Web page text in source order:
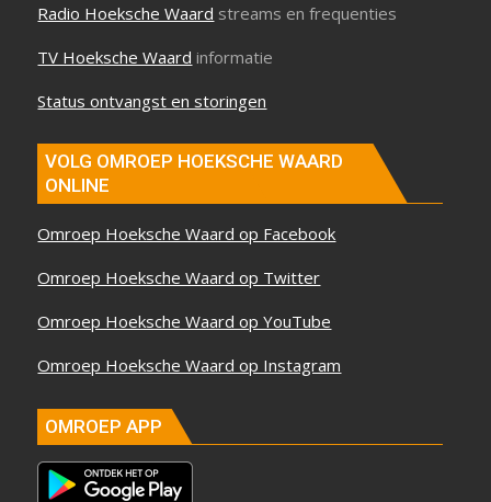
Radio Hoeksche Waard streams en frequenties
TV Hoeksche Waard informatie
Status ontvangst en storingen
VOLG OMROEP HOEKSCHE WAARD
ONLINE
Omroep Hoeksche Waard op Facebook
Omroep Hoeksche Waard op Twitter
Omroep Hoeksche Waard op YouTube
Omroep Hoeksche Waard op Instagram
OMROEP APP